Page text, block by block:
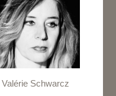
Valérie Schwarcz